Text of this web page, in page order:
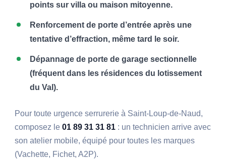
points sur villa ou maison mitoyenne.
Renforcement de porte d’entrée après une
tentative d’effraction, même tard le soir.
Dépannage de porte de garage sectionnelle
(fréquent dans les résidences du lotissement
du Val).
Pour toute urgence serrurerie à Saint-Loup-de-Naud,
composez le01 89 31 31 81 : un technicien arrive avec
son atelier mobile, équipé pour toutes les marques
(Vachette, Fichet, A2P).